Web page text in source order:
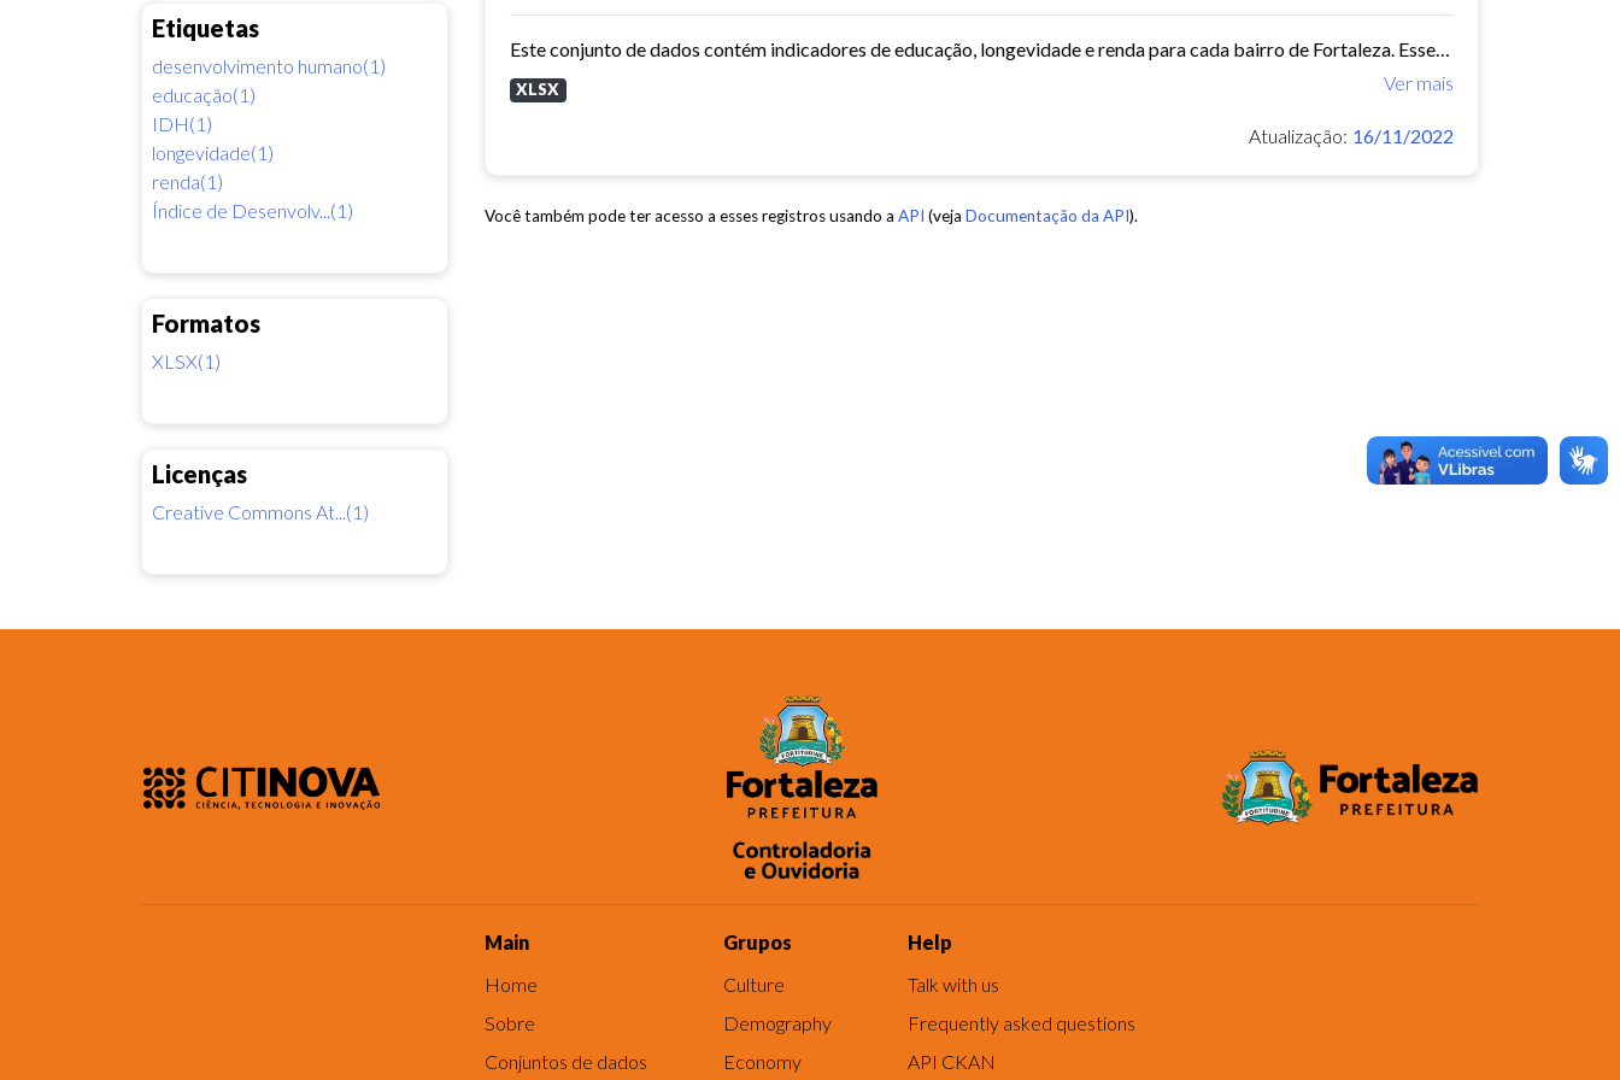
Etiquetas
desenvolvimento humano(1)
educação(1)
IDH(1)
longevidade(1)
renda(1)
Índice de Desenvolv...(1)
Formatos
XLSX(1)
Licenças
Creative Commons At...(1)
Este conjunto de dados contém indicadores de educação, longevidade e renda para cada bairro de Fortaleza. Esses três indicadores juntos formam o Indice de Desenvolvimento Humano...
Ver mais
XLSX
Atualização: 16/11/2022
Você também pode ter acesso a esses registros usando a API (veja Documentação da API).
Main
Home
Sobre
Conjuntos de dados
Grupos
Culture
Demography
Economy
Help
Talk with us
Frequently asked questions
API CKAN